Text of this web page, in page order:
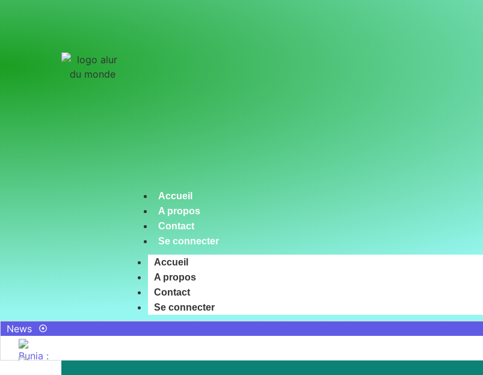
Accueil
A propos
Contact
Se connecter
Accueil
A propos
Contact
Se connecter
News